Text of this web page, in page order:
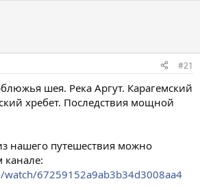
#21
шея. Река Аргут. Карагемский
хребет. Последствия мощной
нашего путешествия можно
канале:
67259152a9ab3b34d3008aa4